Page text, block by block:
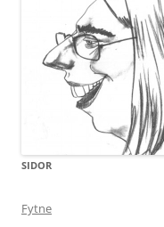
SIDOR
Fytne